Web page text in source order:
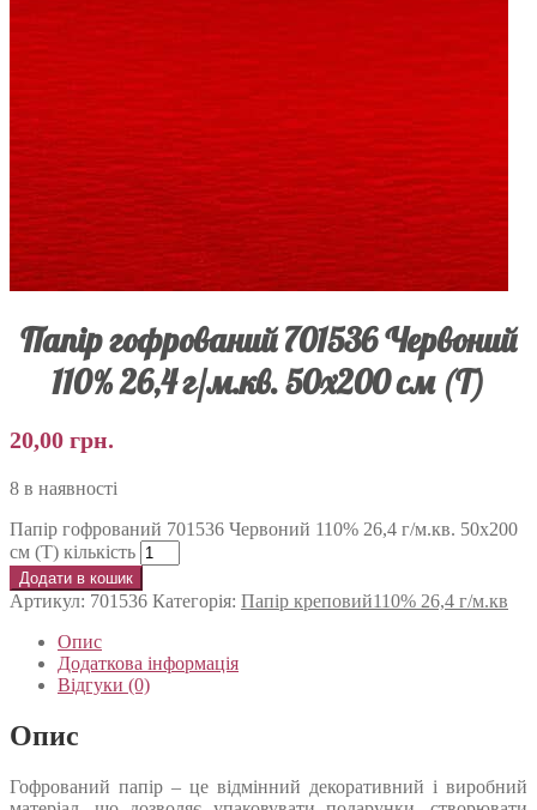
Папір гофрований 701536 Червоний
110% 26,4 г/м.кв. 50х200 см (Т)
20,00 грн.
8 в наявності
Папір гофрований 701536 Червоний 110% 26,4 г/м.кв. 50х200
см (Т) кількість
Додати в кошик
Артикул: 701536 Категорія: Папір креповий110% 26,4 г/м.кв
Опис
Додаткова інформація
Відгуки (0)
Опис
Гофрований папір – це відмінний декоративний і виробний